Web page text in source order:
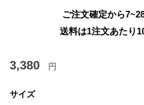
ご注文確定から
送料は1注文あたり
3,380 円
サイズ